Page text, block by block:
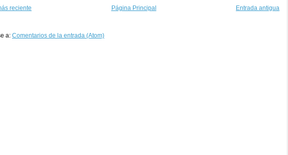
reciente Entrada antigua
Página Principal
a: Comentarios de la entrada (Atom)